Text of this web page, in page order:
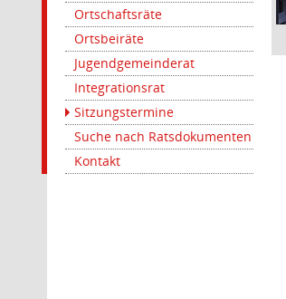
Ortschaftsräte
Ortsbeiräte
Jugendgemeinderat
Integrationsrat
Sitzungstermine
Suche nach Ratsdokumenten
Kontakt